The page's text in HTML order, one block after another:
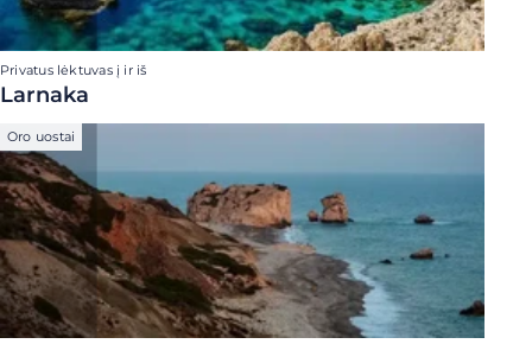
Privatus lėktuvas į ir iš
Larnaka
Oro uostai